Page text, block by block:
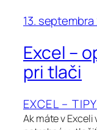
13. septembra
Excel –
pri tlači
EXCEL –
Ak máte v